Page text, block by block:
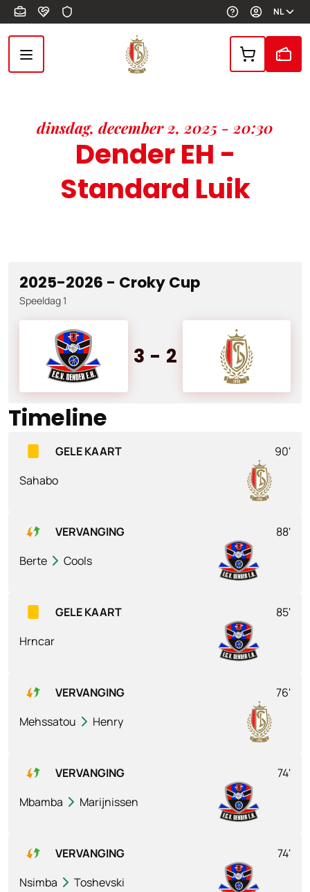
Overslaan en naar de inhoud gaan NL
dinsdag, december 2, 2025 - 20:30
Dender EH -
Standard Luik
2025-2026 - Croky Cup
Speeldag 1
3 - 2
Timeline
GELE KAART
90'
Sahabo
VERVANGING
88'
Berte
Cools
GELE KAART
85'
Hrncar
VERVANGING
76'
Mehssatou
Henry
VERVANGING
74'
Mbamba
Marijnissen
VERVANGING
74'
Nsimba
Toshevski